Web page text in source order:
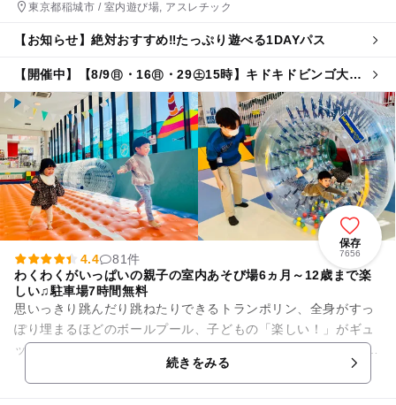
東京都稲城市 / 室内遊び場, アスレチック
【お知らせ】絶対おすすめ‼たっぷり遊べる1DAYパス
【開催中】【8/9㊐・16㊐・29㊏15時】キドキドビンゴ大会
保存
7656
4.4
81件
わくわくがいっぱいの親子の室内あそび場6ヵ月～12歳まで楽
しい♫駐車場7時間無料
思いっきり跳んだり跳ねたりできるトランポリン、全身がすっ
ぽり埋まるほどのボールプール、子どもの「楽しい！」がギュ
ッと詰まった親子の室内あそび場キドキド。 実はこれらの遊具
続きをみる